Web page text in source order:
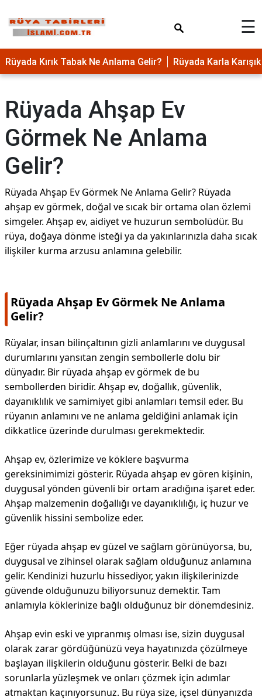
☰
Rüyada Kırık Tabak Ne Anlama Gelir? Rüyada Karla
Rüyada Ahşap Ev
Görmek Ne Anlama
Gelir?
Rüyada Ahşap Ev Görmek Ne Anlama Gelir? Rüyada
ahşap ev görmek, doğal ve sıcak bir ortama olan özlemi
simgeler. Ahşap ev, aidiyet ve huzurun sembolüdür. Bu
rüya, doğaya dönme isteği ya da yakınlarınızla daha sıcak
ilişkiler kurma arzusu anlamına gelebilir.
Rüyada Ahşap Ev Görmek Ne Anlama
Gelir?
Rüyalar, insan bilinçaltının gizli anlamlarını ve duygusal
durumlarını yansıtan zengin sembollerle dolu bir
dünyadır. Bir rüyada ahşap ev görmek de bu
sembollerden biridir. Ahşap ev, doğallık, güvenlik,
dayanıklılık ve samimiyet gibi anlamları temsil eder. Bu
rüyanın anlamını ve ne anlama geldiğini anlamak için
dikkatlice üzerinde durulması gerekmektedir.
Ahşap ev, özlerimize ve köklere başvurma
gereksinimimizi gösterir. Rüyada ahşap ev gören kişinin,
duygusal yönden güvenli bir ortam aradığına işaret eder.
Ahşap malzemenin doğallığı ve dayanıklılığı, iç huzur ve
güvenlik hissini sembolize eder.
Eğer rüyada ahşap ev güzel ve sağlam görünüyorsa, bu,
duygusal ve zihinsel olarak sağlam olduğunuz anlamına
gelir. Kendinizi huzurlu hissediyor, yakın ilişkilerinizde
güvende olduğunuzu biliyorsunuz demektir. Tam
anlamıyla köklerinize bağlı olduğunuz bir dönemdesiniz.
Ahşap evin eski ve yıpranmış olması ise, sizin duygusal
olarak zarar gördüğünüzü veya hayatınızda çözülmeye
başlayan ilişkilerin olduğunu gösterir. Belki de bazı
sorunlarla yüzleşmek ve onları çözmek için adımlar
atmaktan kaçınıyorsunuz. Bu rüya size, içsel dünyanızda